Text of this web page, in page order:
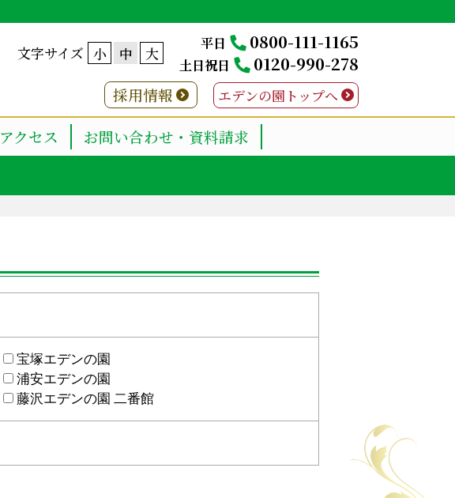
文字サイズ 小 中 大
平日 0800-111-1165
土日祝日 0120-990-278
採用情報 エデンの園トップへ
アクセス お問い合わせ・資料請求
宝塚エデンの園
浦安エデンの園
藤沢エデンの園 二番館